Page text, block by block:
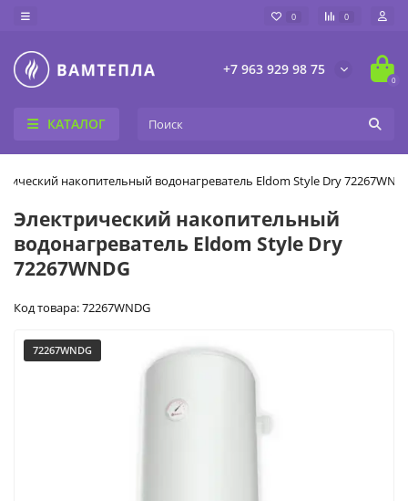
0 0
+7 963 929 98 75
0
КАТАЛОГ
накопительный водонагреватель Eldom Style Dry
Электрический накопительный
водонагреватель Eldom Style Dry
72267WNDG
Код товара: 72267WNDG
72267WNDG